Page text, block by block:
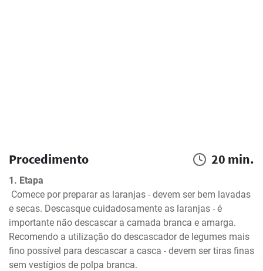
Procedimento 20 min.
1. Etapa
e secas. Descasque cuidadosamente as laranjas - é
importante não descascar a camada branca e amarga.
Recomendo a utilização do descascador de legumes mais
fino possível para descascar a casca - devem ser tiras finas
sem vestígios de polpa branca.